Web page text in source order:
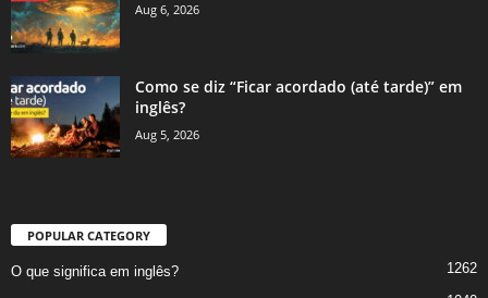
Aug 6, 2026
Como se diz “Ficar acordado (até tarde)” em
inglês?
Aug 5, 2026
POPULAR CATEGORY
O que significa em inglês? 1262